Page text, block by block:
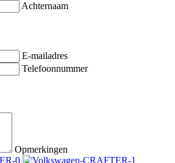
Achternaam
E-mailadres
Telefoonnummer
Opmerkingen